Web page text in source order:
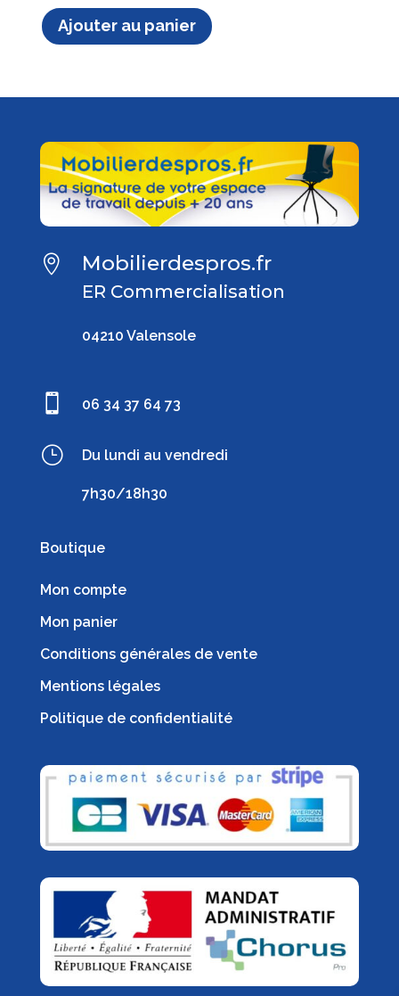
Ajouter au panier
 Mobilierdespros.fr
ER Commercialisation
04210 Valensole
 06 34 37 64 73
} Du lundi au vendredi
7h30/18h30
Boutique
Mon compte
Mon panier
Conditions générales de vente
Mentions légales
Politique de confidentialité